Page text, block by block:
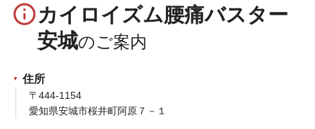
info_outlineカイロイズム腰痛バスター
安城
住所
〒444-1154
愛知県安城市桜井町阿原７－１